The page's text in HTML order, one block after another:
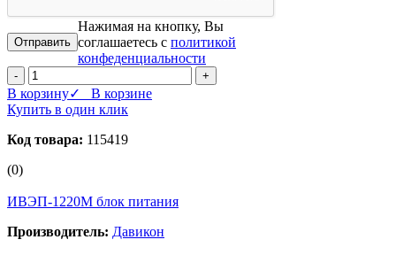
Нажимая на кнопку, Вы
соглашаетесь с политикой
конфеденциальности
- +
В корзину✓ В корзине
Купить в один клик
Код товара: 115419
(0)
ИВЭП-1220M блок питания
Производитель: Давикон